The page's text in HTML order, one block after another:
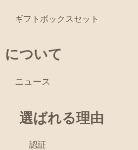
ギフトボックスセット
について
ニュース
選ばれる理由
認証